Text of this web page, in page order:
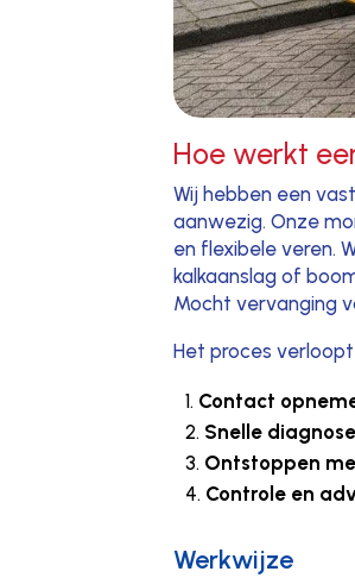
Hoe werkt
Wij hebben een
aanwezig. Onze
en flexibele veren.
kalkaanslag of
Mocht vervanging
Het proces
Contact
Snelle
Ontstoppen
Controle en
Werkwijze